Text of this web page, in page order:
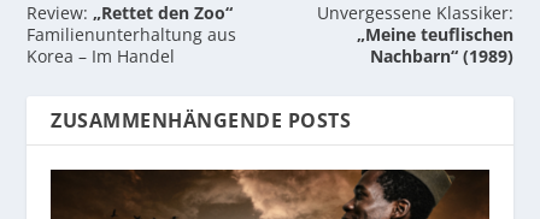
Review:„Rettet den Zoo“
Familienunterhaltung aus
Korea – Im Handel
Unvergessene Klassiker:
„Meine teuflischen
Nachbarn“ (1989)
ZUSAMMENHÄNGENDE POSTS